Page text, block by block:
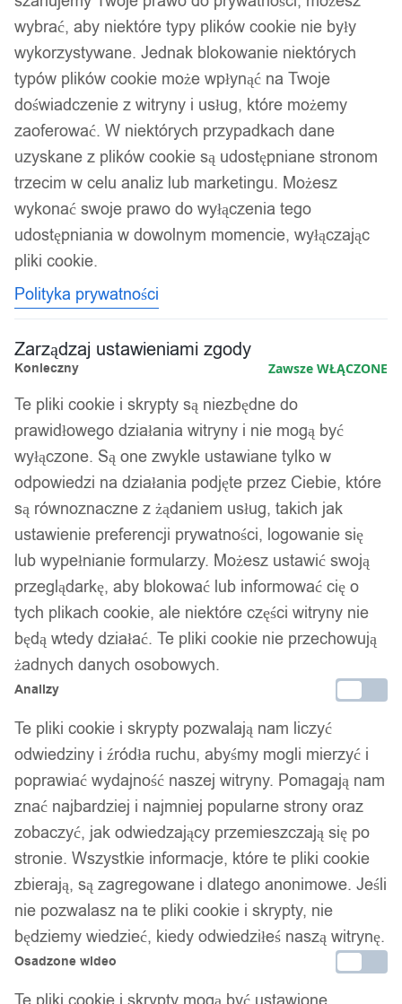
wybrać, aby niektóre typy plików cookie nie były
wykorzystywane. Jednak blokowanie niektórych
typów plików cookie może wpłynąć na Twoje
doświadczenie z witryny i usług, które możemy
zaoferować. W niektórych przypadkach dane
uzyskane z plików cookie są udostępniane stronom
trzecim w celu analiz lub marketingu. Możesz
wykonać swoje prawo do wyłączenia tego
udostępniania w dowolnym momencie, wyłączając
pliki cookie.
Polityka prywatności
Zarządzaj ustawieniami zgody
Konieczny Zawsze WŁĄCZONE
Te pliki cookie i skrypty są niezbędne do
prawidłowego działania witryny i nie mogą być
wyłączone. Są one zwykle ustawiane tylko w
odpowiedzi na działania podjęte przez Ciebie, które
są równoznaczne z żądaniem usług, takich jak
ustawienie preferencji prywatności, logowanie się
lub wypełnianie formularzy. Możesz ustawić swoją
przeglądarkę, aby blokować lub informować cię o
tych plikach cookie, ale niektóre części witryny nie
będą wtedy działać. Te pliki cookie nie przechowują
żadnych danych osobowych.
Analizy
Te pliki cookie i skrypty pozwalają nam liczyć
odwiedziny i źródła ruchu, abyśmy mogli mierzyć i
poprawiać wydajność naszej witryny. Pomagają nam
znać najbardziej i najmniej popularne strony oraz
zobaczyć, jak odwiedzający przemieszczają się po
stronie. Wszystkie informacje, które te pliki cookie
zbierają, są zagregowane i dlatego anonimowe. Jeśli
nie pozwalasz na te pliki cookie i skrypty, nie
będziemy wiedzieć, kiedy odwiedziłeś naszą witrynę.
Osadzone wideo